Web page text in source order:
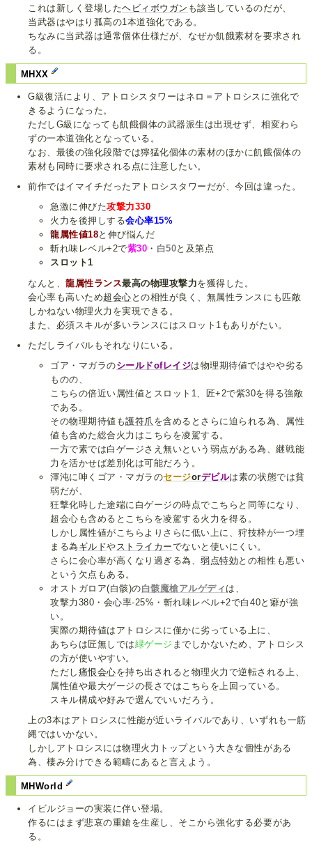
これは新しく登場したヘビィボウガン も該当しているのだが、
当武器はやはり孤高の1本道強化である。
ちなみに当武器は通常個体仕様だが、なぜか飢餓素材を要求され
る。
MHXX
G級復活により、アトロシスタワーはネロ＝アトロシスに強化で
きるようになった。
ただしG級になっても飢餓個体の武器派生は出現せず、相変わら
ずの一本道強化となっている。
なお、最後の強化段階では獰猛化個体の素材のほかに飢餓個体の
素材も同時に要求される点に注意したい。
前作ではイマイチだったアトロシスタワーだが、今回は違った。
急激に伸びた攻撃力330
火力を後押しする会心率15%
龍属性値18と伸び悩んだ
斬れ味レベル+2で紫30 ・ 白50と及第点
スロット1
なんと、龍属性ランス最高の物理攻撃力を獲得した。
会心率も高いため超会心 との相性が良く、無属性ランスにも匹敵
しかねない物理火力を実現できる。
また、必須スキルが多いランスにはスロット1もありがたい。
ただしライバルもそれなりにいる。
ゴア・マガラのシールドofレイジは物理期待値ではやや劣る
ものの、
こちらの倍近い属性値とスロット1、匠+2で紫30を得る強敵
である。
その物理期待値も護符爪 を含めるとさらに迫られる為、属性
値も含めた総合火力はこちらを凌駕する。
一方で素では白ゲージさえ無いという弱点がある為、継戦能
力を活かせば差別化は可能だろう。
渾沌に呻くゴア・マガラのセージorデビルは素の状態では貧
弱だが、
狂撃化時した途端に白ゲージの時点でこちらと同等になり、
超会心も含めるとこちらを凌駕する火力を得る。
しかし属性値がこちらよりさらに低い上に、狩技枠が一つ埋
まる為 ギルドや ストライカーでないと使いにくい。
さらに会心率が高くなり過ぎる為、弱点特効 との相性も悪い
という欠点もある。
オストガロア(白骸)の白骸魔槍アルゲディ は、
攻撃力380・会心率-25%・斬れ味レベル+2で白40と癖が強
い。
実際の期待値はアトロシスに僅かに劣っている上に、
あちらは匠無しでは緑ゲージ までしかないため、アトロシス
の方が使いやすい。
ただし 痛恨会心を持ち出されると物理火力で逆転される上、
属性値や最大ゲージの長さではこちらを上回っている。
スキル構成や好みで選んでいいだろう。
上の3本はアトロシスに性能が近いライバルであり、いずれも一筋
縄ではいかない。
しかしアトロシスには物理火力トップという大きな個性がある
為、棲み分けできる範疇にあると言えよう。
MHWorld
イビルジョーの実装に伴い登場。
作るにはまず悲哀の重鎗を生産し、そこから強化する必要があ
る。